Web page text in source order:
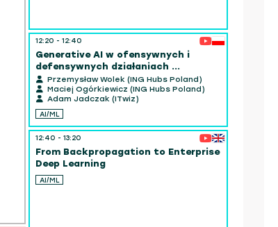
12:20 - 12:40
Generative AI w ofensywnych i
defensywnych działaniach ...
Przemysław Wolek (ING Hubs Poland)
Maciej Ogórkiewicz (ING Hubs Poland)
Adam Jadczak (ITwiz)
AI/ML
12:40 - 13:20
From Backpropagation to Enterprise
Deep Learning
AI/ML